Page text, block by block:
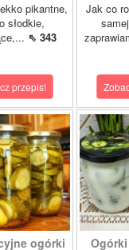
pikantne,
słodkie,
⇖ 343
przepis!
Jak co
ogórki